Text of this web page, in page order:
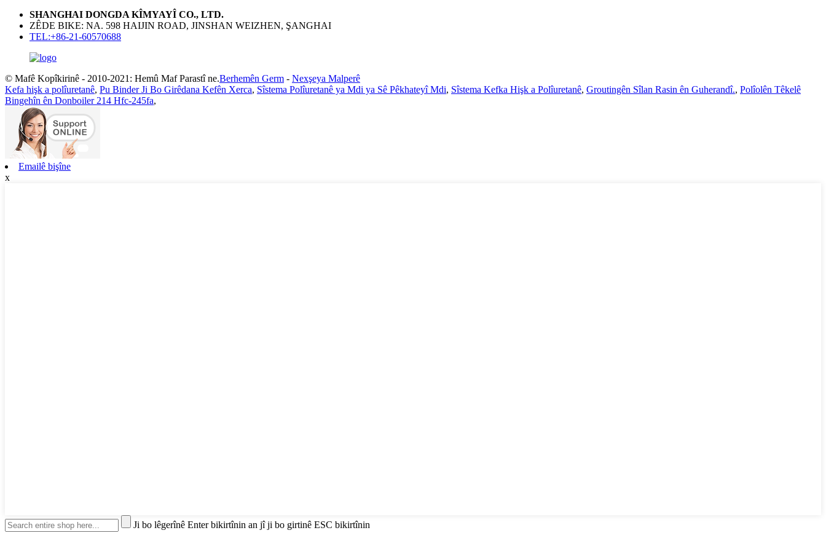
SHANGHAI DONGDA KÎMYAYÎ CO., LTD.
ZÊDE BIKE: NA. 598 HAIJIN ROAD, JINSHAN WEIZHEN, ŞANGHAI
TEL:+86-21-60570688
© Mafê Kopîkirinê - 2010-2021: Hemû Maf Parastî ne.Berhemên Germ - Nexşeya Malperê
Kefa hişk a polîuretanê, Pu Binder Ji Bo Girêdana Kefên Xerca, Sîstema Polîuretanê ya Mdi ya Sê Pêkhateyî Mdi, Sîstema Kefka Hişk a Polîuretanê, Groutingên Sîlan Rasin ên Guherandî., Polîolên Têkelê
Bingehîn ên Donboiler 214 Hfc-245fa,
Emailê bişîne
x
Ji bo lêgerînê Enter bikirtînin an jî ji bo girtinê ESC bikirtînin